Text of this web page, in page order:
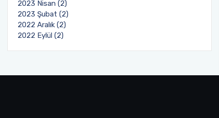
2023 Nisan (2)
2023 Şubat (2)
2022 Aralık (2)
2022 Eylül (2)